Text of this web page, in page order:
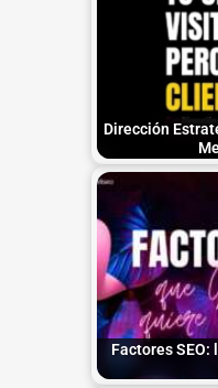
Dirección
Factores SEO: